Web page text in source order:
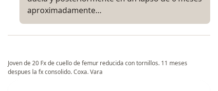
aproximadamente…
Joven de 20 Fx de cuello de femur reducida con tornillos. 11 meses
despues la fx consolido. Coxa. Vara